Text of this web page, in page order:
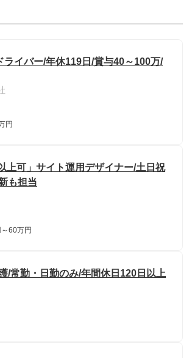
ライバー/年休119日/賞与40～100万/
円
上可」サイト運用デザイナー/土日祝
も担当
60万円
/常勤・日勤のみ/年間休日120日以上